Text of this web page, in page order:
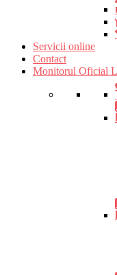
Servicii online
Contact
Monitorul Oficial